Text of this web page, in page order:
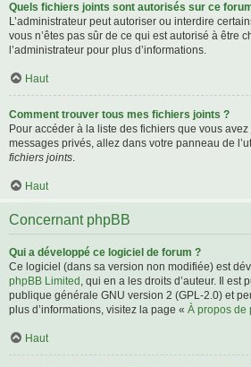
Quels fichiers joints sont autorisés sur ce
L’administrateur peut autoriser ou interdire
vous n’êtes pas sûr de ce qui est autorisé à être
l’administrateur pour plus d’informations.
Haut
Comment trouver tous mes fichiers joints ?
Pour accéder à la liste des fichiers que vous
messages privés, allez dans votre panneau de
fichiers joints.
Haut
Concernant phpBB
Qui a développé ce logiciel de forum ?
Ce logiciel (dans sa version non modifiée) est
phpBB Limited , qui en a les droits d’auteur. Il est
publique générale GNU version 2 (GPL-2.0) et
plus d’informations, visitez la page « À propos de
Haut